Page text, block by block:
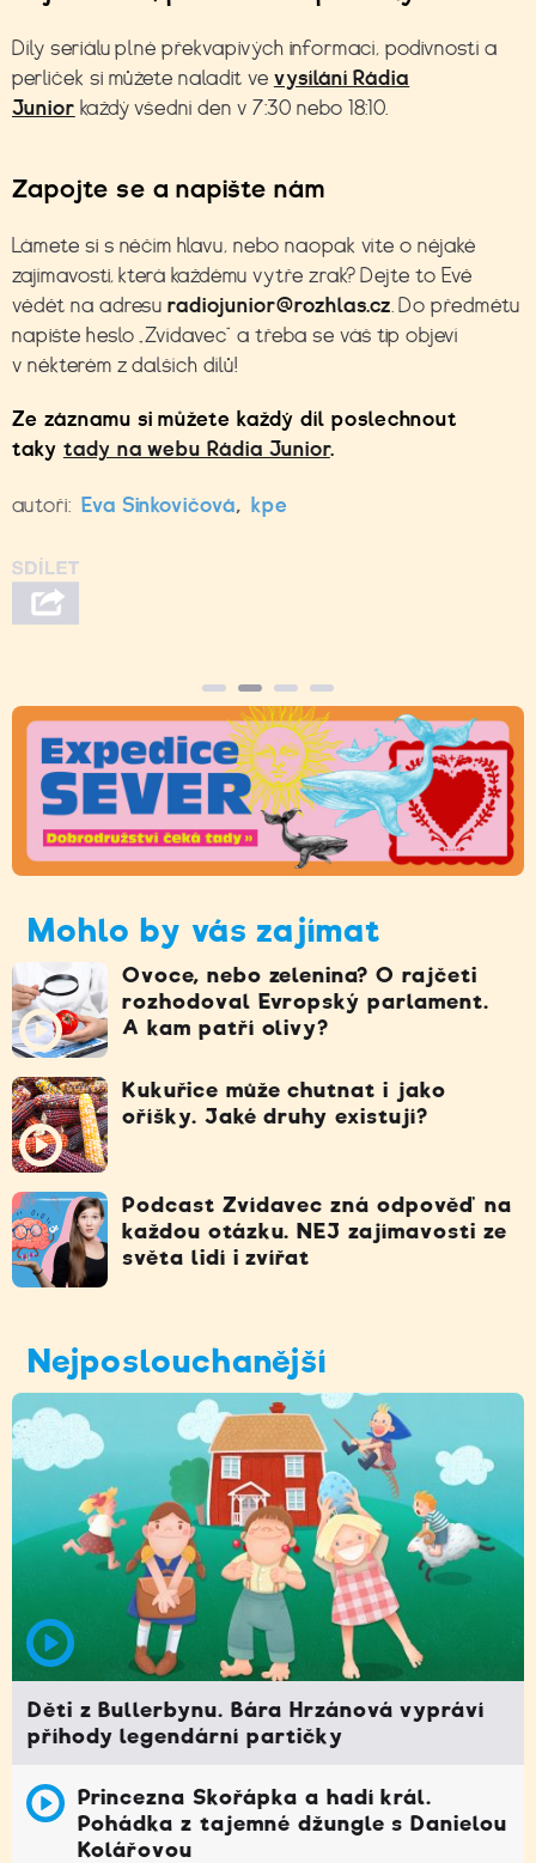
Díly seriálu plné překvapivých informací, podivností a
perliček si můžete naladit ve vysílání Rádia
Junior každý všední den v 7:30 nebo 18:10.
Zapojte se a napište nám
Lámete si s něčím hlavu, nebo naopak víte o nějaké
zajímavosti, která každému vytře zrak? Dejte to Evě
vědět na adresu radiojunior@rozhlas.cz . Do předmětu
napište heslo „Zvídavec“ a třeba se váš tip objeví
v některém z dalších dílů!
Ze záznamu si můžete každý díl poslechnout
taky tady na webu Rádia Junior.
autoři: Eva Sinkovičová, kpe
Mohlo by vás zajímat
Ovoce, nebo zelenina? O rajčeti
rozhodoval Evropský parlament.
A kam patří olivy?
Kukuřice může chutnat i jako
oříšky. Jaké druhy existují?
Podcast Zvídavec zná odpověď na
každou otázku. NEJ zajímavosti ze
světa lidí i zvířat
Nejposlouchanější
Děti z Bullerbynu. Bára Hrzánová vypráví
příhody legendární partičky
Princezna Skořápka a hadí král.
Pohádka z tajemné džungle s Danielou
Kolářovou